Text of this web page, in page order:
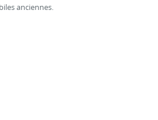
anciennes.